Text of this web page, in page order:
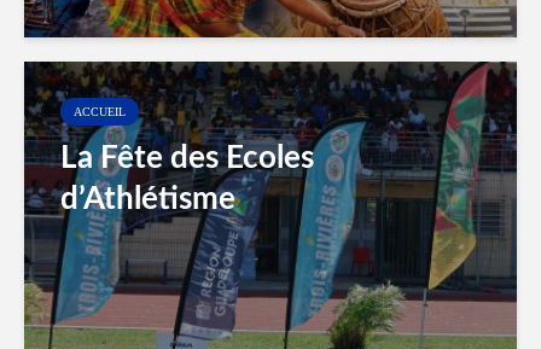
ACCUEIL
La Fête des Ecoles
d’Athlétisme